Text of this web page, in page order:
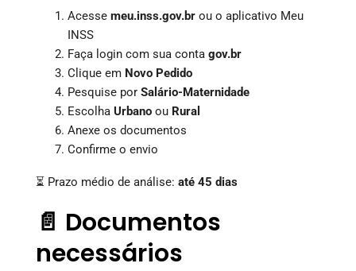
Acesse meu.inss.gov.br ou o aplicativo Meu
INSS
Faça login com sua conta gov.br
Clique em Novo Pedido
Pesquise por Salário-Maternidade
Escolha Urbano ou Rural
Anexe os documentos
Confirme o envio
⏳ Prazo médio de análise: até 45 dias
📄 Documentos
necessários